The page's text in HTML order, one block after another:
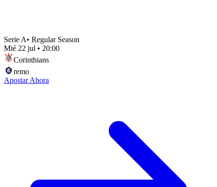
Serie A• Regular Season
Mié 22 jul • 20:00
Corinthians
remo
Apostar Ahora